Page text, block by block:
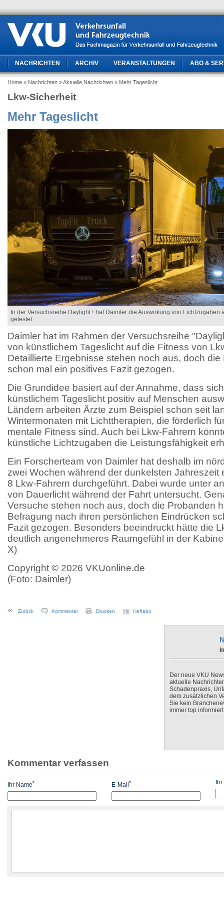
NACHRICHTEN ARCHIV VERANSTALTUNGEN ABO &
Home » Nachrichten » Aktuelle Nachrichten » Mehr Tageslicht
Lkw-Sicherheit
Mehr Tageslicht
In der Versuchsreihe Daylight+ hat Daimler die Auswirkung von Lichtzugaben
getestet
Daimler hat im Rahmen der Versuchsreihe
von künstlichem Tageslicht auf die Fitness von
Detaillierte Ergebnisse stehen noch aus, doch
schon mal ein positives Fazit gezogen.
Die Grundidee basiert auf der Annahme, dass
künstlichem Tageslicht positiv auf Menschen
Ländern arbeiten Ärzte zum Beispiel schon seit
Wintermonaten mit Lichttherapien, die förderlich
mentale Fitness sind. Auch bei Lkw-Fahrern
künstliche Lichtzugaben die Leistungsfähigkeit
Ein Forscherteam von Daimler hat deshalb im
zwei Wochen während der dunkelsten Jahreszeit
8 Lkw-Fahrern durchgeführt. Dabei wurde unter
von Dauerlicht während der Fahrt untersucht.
Versuche stehen noch aus, doch die Probanden
Befragung nach ihren persönlichen Eindrücken
Fazit gezogen. Besonders beeindruckt hätte die
deutlich angenehmeres Raumgefühl in der
X)
Copyright © 2026 VKUonline.de
(Foto: Daimler)
Zurück Kommentar Drucken Heftabo
Der neue VKU
aktuelle
Schadenpraxis,
dem zusätzlichen
Sie kein
immer top
Kommentar verfassen
Ihr Name* E-Mail* Ihr